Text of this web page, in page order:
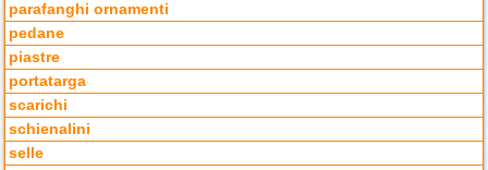
parafanghi ornamenti
pedane
piastre
portatarga
scarichi
schienalini
selle